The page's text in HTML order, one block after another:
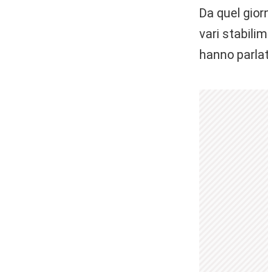
Da quel
vari
hanno